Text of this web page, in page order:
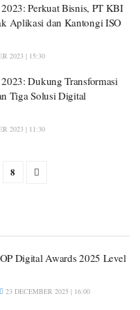
Perkuat Bisnis, PT KBI
Aplikasi dan Kantongi ISO
2023 | 15:30
Dukung Transformasi
Tiga Solusi Digital
2023 | 11:30
8
Digital Awards 2025 Level
23 DECEMBER 2025 | 16:00